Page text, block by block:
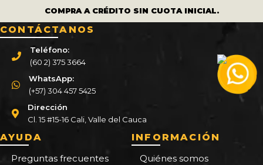
COMPRA A CRÉDITO SIN CUOTA INICIAL.
CONTÁCTANOS
Teléfono:
(60 2) 375 3664
WhatsApp:
(+57) 304 457 5425
Dirección
Cl. 15 #15-16 Cali, Valle del Cauca
AYUDA
Preguntas frecuentes
INFORMACIÓN
Quiénes somos